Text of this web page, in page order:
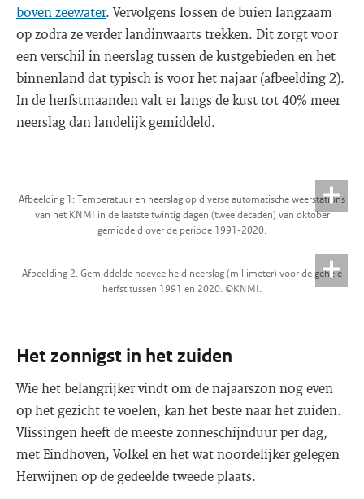
boven zeewater. Vervolgens lossen de buien langzaam
op zodra ze verder landinwaarts trekken. Dit zorgt voor
een verschil in neerslag tussen de kustgebieden en het
binnenland dat typisch is voor het najaar (afbeelding 2).
In de herfstmaanden valt er langs de kust tot 40% meer
neerslag dan landelijk gemiddeld.
Afbeelding 1: Temperatuur en neerslag op diverse automatische weerstations
van het KNMI in de laatste twintig dagen (twee decaden) van oktober
gemiddeld over de periode 1991-2020.
Afbeelding 2. Gemiddelde hoeveelheid neerslag (millimeter) voor de gehele
herfst tussen 1991 en 2020. ©KNMI.
Het zonnigst in het zuiden
Wie het belangrijker vindt om de najaarszon nog even
op het gezicht te voelen, kan het beste naar het zuiden.
Vlissingen heeft de meeste zonneschijnduur per dag,
met Eindhoven, Volkel en het wat noordelijker gelegen
Herwijnen op de gedeelde tweede plaats.